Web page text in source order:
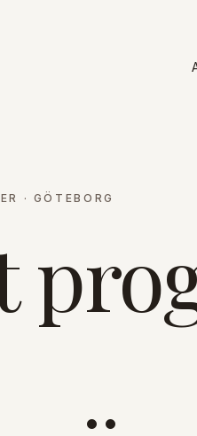
· GÖTEBORG